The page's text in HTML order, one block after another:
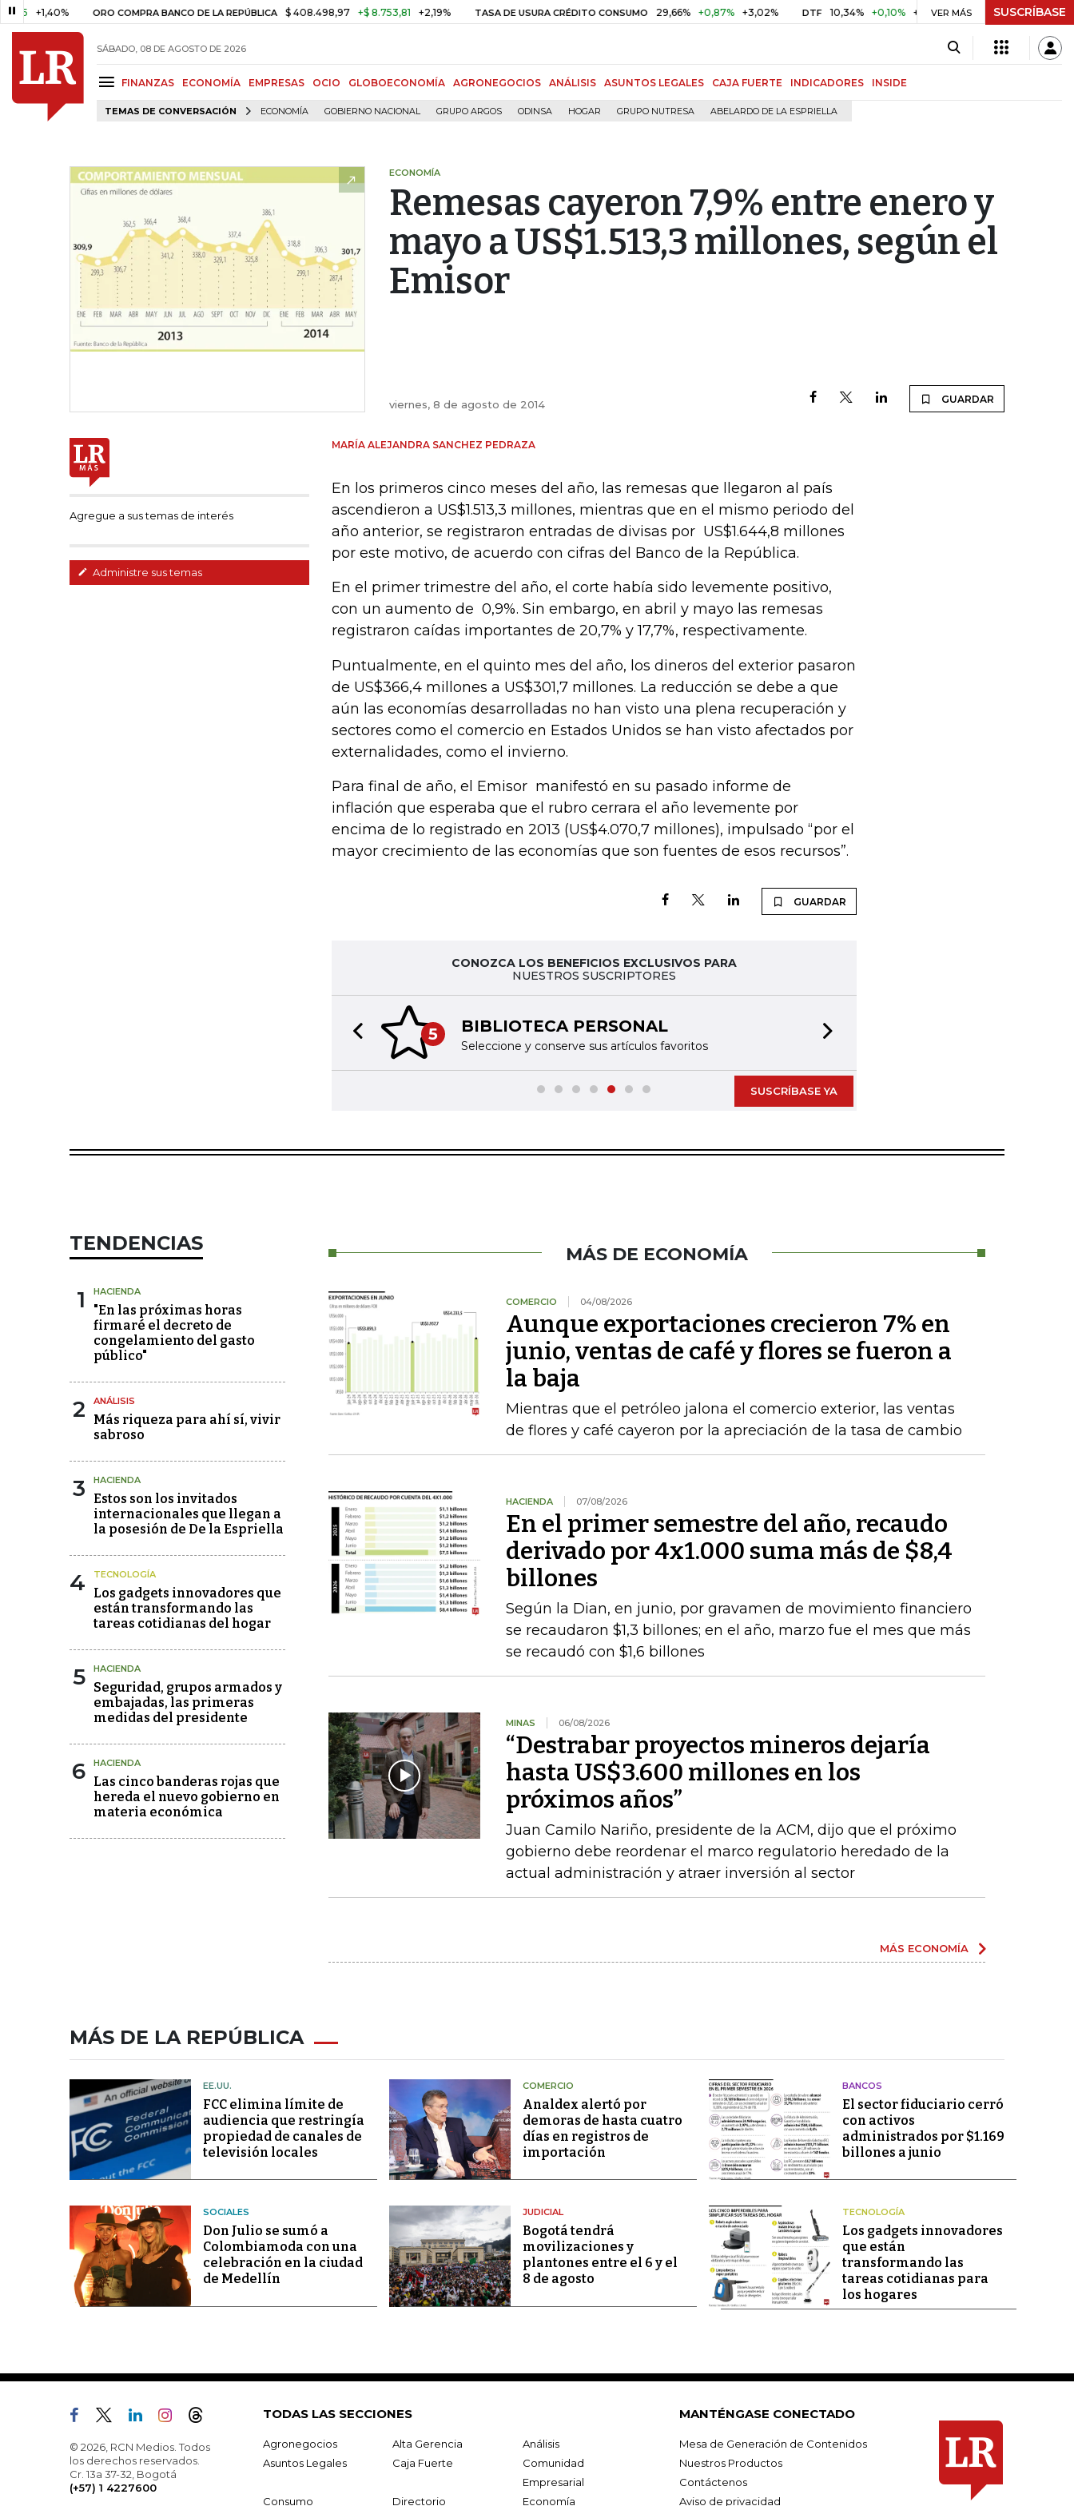
+1,40% ORO COMPRA BANCO DE LA REPÚBLICA $ 408.498,97 +$ 8.753,81 +2,19% TASA DE USURA CRÉDITO CONSUMO 29,66% +0,87% +3,02% DTF 10,34% +0,10% +0,98% UVR $ 416,96 +$ 0,05
VER MÁS SUSCRÍBASE
SÁBADO, 08 DE AGOSTO DE 2026
FINANZAS ECONOMÍA EMPRESAS OCIO GLOBOECONOMÍA AGRONEGOCIOS ANÁLISIS ASUNTOS LEGALES CAJA FUERTE INDICADORES INSIDE
TEMAS DE CONVERSACIÓN ECONOMÍA GOBIERNO NACIONAL GRUPO ARGOS ODINSA HOGAR GRUPO NUTRESA ABELARDO DE LA ESPRIELLA
ECONOMÍA
Remesas cayeron 7,9% entre enero y
mayo a US$1.513,3 millones, según el
Emisor
viernes, 8 de agosto de 2014 GUARDAR
Agregue a sus temas de interés
Administre sus temas
MARÍA ALEJANDRA SANCHEZ PEDRAZA
En los primeros cinco meses del año, las remesas que llegaron al país
ascendieron a US$1.513,3 millones, mientras que en el mismo periodo del
año anterior, se registraron entradas de divisas por US$1.644,8 millones
por este motivo, de acuerdo con cifras del Banco de la República.
En el primer trimestre del año, el corte había sido levemente positivo,
con un aumento de 0,9%. Sin embargo, en abril y mayo las remesas
registraron caídas importantes de 20,7% y 17,7%, respectivamente.
Puntualmente, en el quinto mes del año, los dineros del exterior pasaron
de US$366,4 millones a US$301,7 millones. La reducción se debe a que
aún las economías desarrolladas no han visto una plena recuperación y
sectores como el comercio en Estados Unidos se han visto afectados por
externalidades, como el invierno.
Para final de año, el Emisor manifestó en su pasado informe de
inflación que esperaba que el rubro cerrara el año levemente por
encima de lo registrado en 2013 (US$4.070,7 millones), impulsado “por el
mayor crecimiento de las economías que son fuentes de esos recursos”.
GUARDAR
CONOZCA LOS BENEFICIOS EXCLUSIVOS PARA
NUESTROS SUSCRIPTORES
5 BIBLIOTECA PERSONAL
Seleccione y conserve sus artículos favoritos
Previous slide
SUSCRÍBASE YA
TENDENCIAS
1 HACIENDA
"En las próximas horas
firmaré el decreto de
congelamiento del gasto
público"
2 ANÁLISIS
Más riqueza para ahí sí, vivir
sabroso
3 HACIENDA
Estos son los invitados
internacionales que llegan a
la posesión de De la Espriella
4 TECNOLOGÍA
Los gadgets innovadores que
están transformando las
tareas cotidianas del hogar
5 HACIENDA
Seguridad, grupos armados y
embajadas, las primeras
medidas del presidente
6 HACIENDA
Las cinco banderas rojas que
hereda el nuevo gobierno en
materia económica
MÁS DE ECONOMÍA
COMERCIO 04/08/2026
Aunque exportaciones crecieron 7% en
junio, ventas de café y flores se fueron a
la baja
Mientras que el petróleo jalona el comercio exterior, las ventas
de flores y café cayeron por la apreciación de la tasa de cambio
HACIENDA 07/08/2026
En el primer semestre del año, recaudo
derivado por 4x1.000 suma más de $8,4
billones
Según la Dian, en junio, por gravamen de movimiento financiero
se recaudaron $1,3 billones; en el año, marzo fue el mes que más
se recaudó con $1,6 billones
MINAS 06/08/2026
“Destrabar proyectos mineros dejaría
hasta US$3.600 millones en los
próximos años”
Juan Camilo Nariño, presidente de la ACM, dijo que el próximo
gobierno debe reordenar el marco regulatorio heredado de la
actual administración y atraer inversión al sector
MÁS ECONOMÍA
MÁS DE LA REPÚBLICA
EE.UU.
FCC elimina límite de
audiencia que restringía
propiedad de canales de
televisión locales
COMERCIO
Analdex alertó por
demoras de hasta cuatro
días en registros de
importación
BANCOS
El sector fiduciario cerró
con activos
administrados por $1.169
billones a junio
SOCIALES
Don Julio se sumó a
Colombiamoda con una
celebración en la ciudad
de Medellín
JUDICIAL
Bogotá tendrá
movilizaciones y
plantones entre el 6 y el
8 de agosto
TECNOLOGÍA
Los gadgets innovadores
que están
transformando las
tareas cotidianas para
los hogares
© 2026, RCN Medios. Todos
los derechos reservados.
Cr. 13a 37-32, Bogotá
(+57) 1 4227600
TODAS LAS SECCIONES
Agronegocios Alta Gerencia
Análisis
Asuntos Legales
Caja Fuerte
Comunidad
Empresarial
Consumo
Directorio Economía
MANTÉNGASE CONECTADO
Mesa de Generación de Contenidos
Nuestros Productos
Contáctenos
Aviso de privacidad